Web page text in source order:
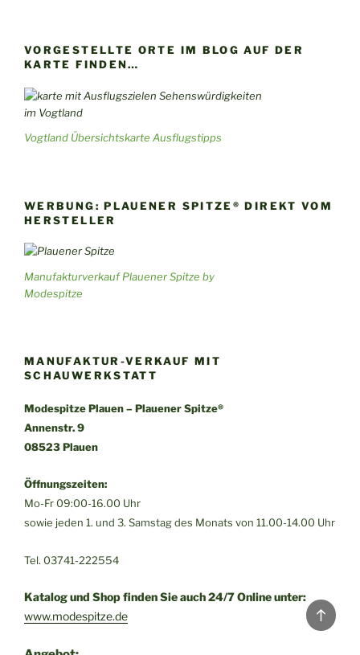
Back
to
VORGESTELLTE ORTE IM BLOG AUF DER
KARTE FINDEN…
Vogtland Übersichtskarte Ausflugstipps
WERBUNG: PLAUENER SPITZE® DIREKT VOM
HERSTELLER
Manufakturverkauf Plauener Spitze by
Modespitze
MANUFAKTUR-VERKAUF MIT
SCHAUWERKSTATT
Modespitze Plauen – Plauener Spitze®
Annenstr. 9
08523 Plauen
Öffnungszeiten:
Mo-Fr 09:00-16.00 Uhr
sowie jeden 1. und 3. Samstag des Monats von 11.00-14.00 Uhr
Tel. 03741-222554
Katalog und Shop finden Sie auch 24/7 Online unter:
www.modespitze.de